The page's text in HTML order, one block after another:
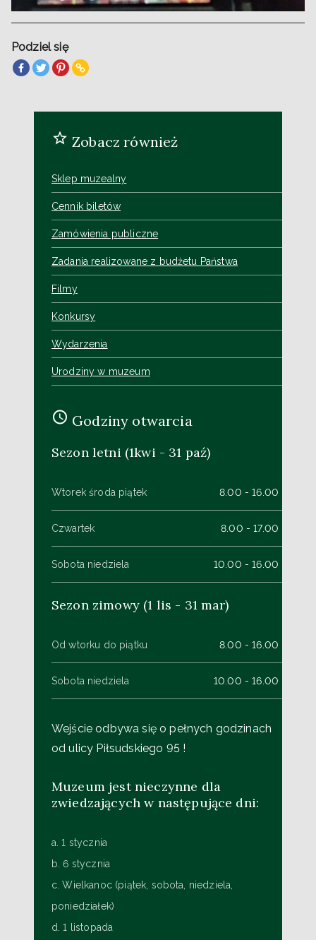
Podziel się
Zobacz również
Sklep muzealny
Cennik biletów
Zamówienia publiczne
Zadania realizowane z budżetu Państwa
Filmy
Konkursy
Wydarzenia
Urodziny w muzeum
Godziny otwarcia
Sezon letni (1kwi - 31 paź)
Wtorek środa piątek 8.00 - 16.00
Czwartek 8.00 - 17.00
Sobota niedziela 10.00 - 16.00
Sezon zimowy (1 lis - 31 mar)
Od wtorku do piątku 8.00 - 16.00
Sobota niedziela 10.00 - 16.00
Wejście odbywa się o pełnych godzinach
od ulicy Piłsudskiego 95 !
Muzeum jest nieczynne dla
zwiedzających w następujące dni:
a. 1 stycznia
b. 6 stycznia
c. Wielkanoc (piątek, sobota, niedziela,
poniedziałek)
d. 1 listopada